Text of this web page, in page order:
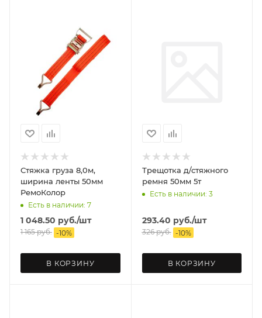
Стяжка груза 8,0м,
ширина ленты 50мм
РемоКолор
Есть в наличии: 7
1 048.50 руб./шт
1 165руб. -10%
В КОРЗИНУ
Трещотка д/стяжного
ремня 50мм 5т
Есть в наличии: 3
293.40 руб./шт
326руб. -10%
В КОРЗИНУ